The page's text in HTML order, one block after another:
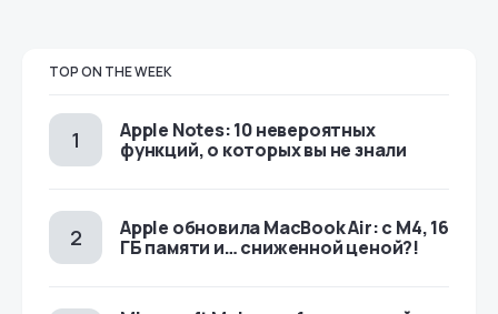
TOP ON THE WEEK
Apple Notes: 10 невероятных
функций, о которых вы не знали
Apple обновила MacBook Air: с M4, 16
ГБ памяти и… сниженной ценой?!